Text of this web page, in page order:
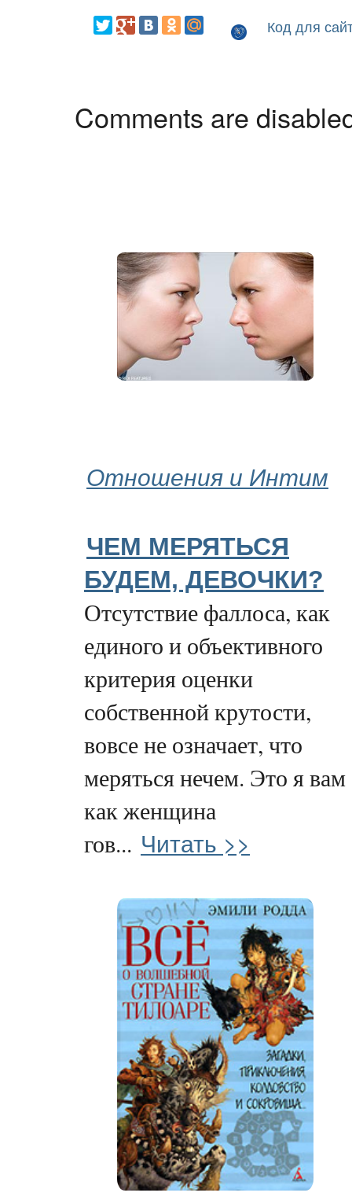
Код для
Comments are
Отношения и Интим
ЧЕМ МЕРЯТЬСЯ
БУДЕМ, ДЕВОЧКИ?
Отсутствие фаллоса, как
единого и объективного
критерия оценки
собственной крутости,
вовсе не означает, что
меряться нечем. Это я вам
как женщина
гов... Читать >>